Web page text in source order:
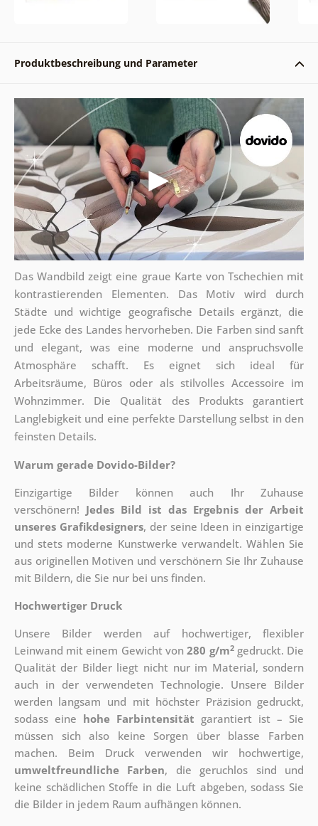
Produktbeschreibung und Parameter
Das Wandbild zeigt eine graue Karte von Tschechien mit
kontrastierenden Elementen. Das Motiv wird durch
Städte und wichtige geografische Details ergänzt, die
jede Ecke des Landes hervorheben. Die Farben sind sanft
und elegant, was eine moderne und anspruchsvolle
Atmosphäre schafft. Es eignet sich ideal für
Arbeitsräume, Büros oder als stilvolles Accessoire im
Wohnzimmer. Die Qualität des Produkts garantiert
Langlebigkeit und eine perfekte Darstellung selbst in den
feinsten Details.
Warum gerade Dovido-Bilder?
Einzigartige Bilder können auch Ihr Zuhause
verschönern! Jedes Bild ist das Ergebnis der Arbeit
unseres Grafikdesigners, der seine Ideen in einzigartige
und stets moderne Kunstwerke verwandelt. Wählen Sie
aus originellen Motiven und verschönern Sie Ihr Zuhause
mit Bildern, die Sie nur bei uns finden.
Hochwertiger Druck
Unsere Bilder werden auf hochwertiger, flexibler
Leinwand mit einem Gewicht von280 g/m2gedruckt. Die
Qualität der Bilder liegt nicht nur im Material, sondern
auch in der verwendeten Technologie. Unsere Bilder
werden langsam und mit höchster Präzision gedruckt,
sodass eine hohe Farbintensität garantiert ist – Sie
müssen sich also keine Sorgen über blasse Farben
machen. Beim Druck verwenden wir hochwertige,
umweltfreundliche Farben, die geruchlos sind und
keine schädlichen Stoffe in die Luft abgeben, sodass Sie
die Bilder in jedem Raum aufhängen können.